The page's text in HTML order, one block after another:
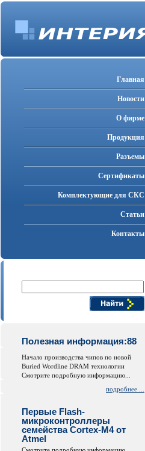
Главная
Новости
О фирме
Продукция
Разъемы
Cертификаты
Комплектующие для СКС
Статьи
Контакты
Полезная информация:88
Начало производства чипов по новой
Buried Wordline DRAM технологии
Смотрите подробную информацию...
подробнее ...
Первые Flash-
микроконтроллеры
семейства Cortex-M4 от
Atmel